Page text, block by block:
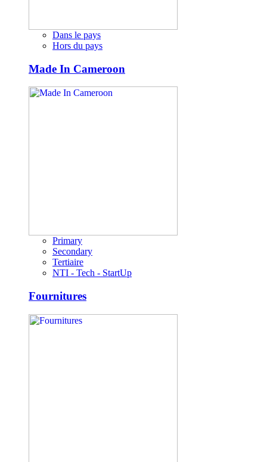
Dans le pays
Hors du pays
Made In Cameroon
Primary
Secondary
Tertiaire
NTI - Tech - StartUp
Fournitures